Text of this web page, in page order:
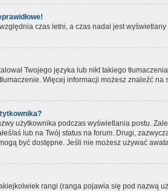
czas letni, a czas nadal jest
Twojego języka lub nikt takiego
Więcej informacji możesz znaleźć
użytkownika podczas wyświetlania postu.
aś lub na Twój status na forum. Drugi,
być dostępne. Jeśli nie możesz używać
rangi (ranga pojawia się pod nazwą